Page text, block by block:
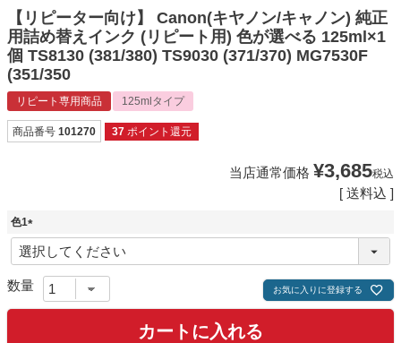
お問い合わせ
会員専用商品
説明書ダウンロード
【リピーター向け】 Canon(キヤノン/キャノン) 純正
用詰め替えインク (リピート用) 色が選べる 125ml×1
個 TS8130 (381/380) TS9030 (371/370) MG7530F
(351/350
リピート専用商品 125mlタイプ
商品番号 101270 37 ポイント還元
当店通常価格 ¥3,685税込
送料込
色1
(
必
)
お気に入りに登録する
カートに入れる